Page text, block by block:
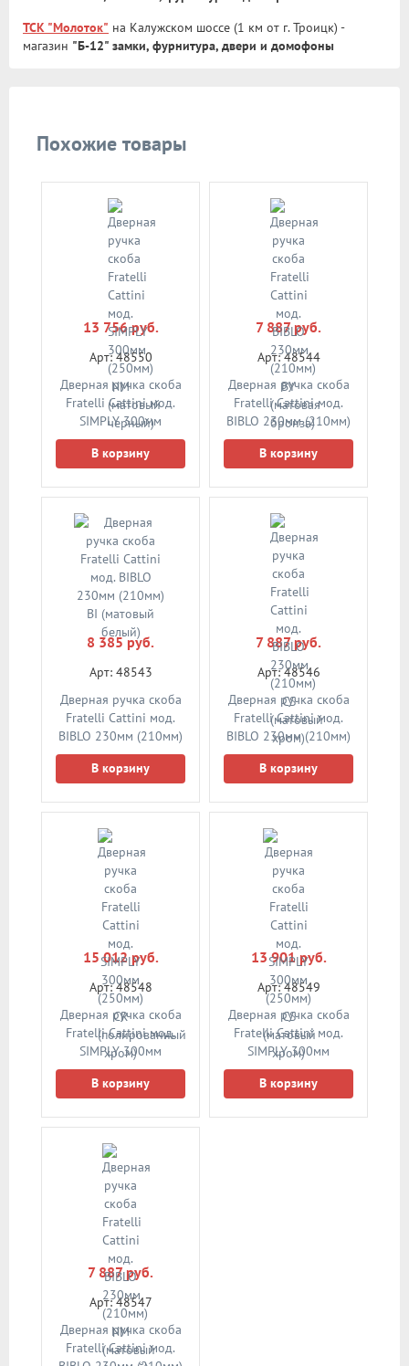
ТСК "Молоток" на Калужском шоссе (1 км от г. Троицк) -
магазин "Б-12" замки, фурнитура, двери и домофоны
Похожие товары
13 756 руб.
Арт: 48550
Дверная ручка скоба
Fratelli Cattini мод.
SIMPLY 300мм
(250мм) NM (матовый
черный)
В корзину
7 887 руб.
Арт: 48544
Дверная ручка скоба
Fratelli Cattini мод.
BIBLO 230мм (210мм)
BY (матовая бронза)
В корзину
8 385 руб.
Арт: 48543
Дверная ручка скоба
Fratelli Cattini мод.
BIBLO 230мм (210мм)
BI (матовый белый)
В корзину
7 887 руб.
Арт: 48546
Дверная ручка скоба
Fratelli Cattini мод.
BIBLO 230мм (210мм)
CS (матовый хром)
В корзину
15 012 руб.
Арт: 48548
Дверная ручка скоба
Fratelli Cattini мод.
SIMPLY 300мм
(250мм) CR
(полированный хром)
В корзину
13 901 руб.
Арт: 48549
Дверная ручка скоба
Fratelli Cattini мод.
SIMPLY 300мм
(250мм) CS (матовый
хром)
В корзину
7 887 руб.
Арт: 48547
Дверная ручка скоба
Fratelli Cattini мод.